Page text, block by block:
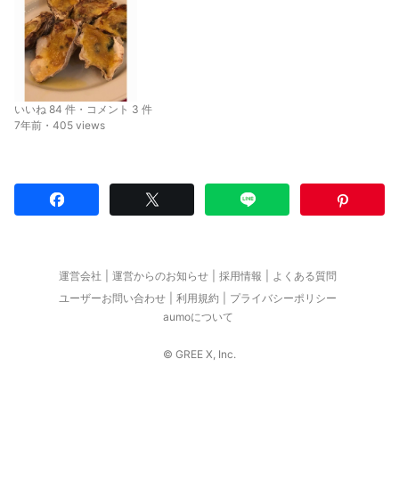
いいね 84 件・コメント 3 件
7年前・405 views
運営会社 運営からのお知らせ 採用情報
よくある質問
ユーザーお問い合わせ
利用規約
プライバシーポリシー
aumoについて
© GREE X, Inc.